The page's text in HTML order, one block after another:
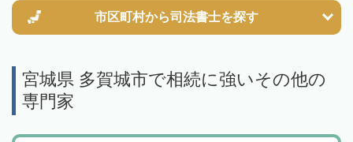
市区町村から司法書士を探す
宮城県 多賀城市で相続に強いその他の
専門家